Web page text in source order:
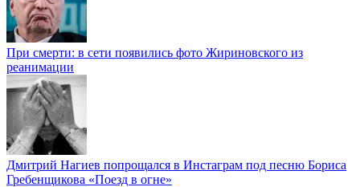
При смерти: в сети появились фото Жириновского из
реанимации
Дмитрий Нагиев попрощался в Инстаграм под песню Бориса
Гребенщикова «Поезд в огне»